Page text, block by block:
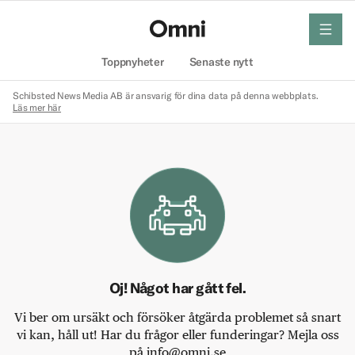
Toppnyheter Senaste nytt
meny
Schibsted News Media AB är ansvarig för dina data på denna webbplats.
Läs mer här
Oj! Något har gått fel.
Vi ber om ursäkt och försöker åtgärda problemet så snart
vi kan, håll ut! Har du frågor eller funderingar? Mejla oss